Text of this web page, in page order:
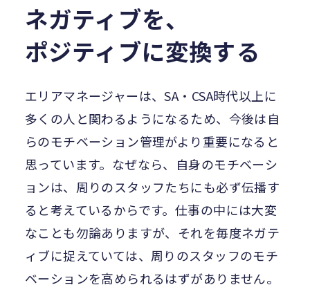
ネガティブを、
ポジティブに変換する
エリアマネージャーは、SA・CSA時代以上に
多くの人と関わるようになるため、今後は自
らのモチベーション管理がより重要になると
思っています。なぜなら、自身のモチベーシ
ョンは、周りのスタッフたちにも必ず伝播す
ると考えているからです。仕事の中には大変
なことも勿論ありますが、それを毎度ネガテ
ィブに捉えていては、周りのスタッフのモチ
ベーションを高められるはずがありません。